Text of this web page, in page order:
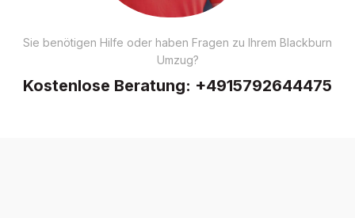
Sie benötigen Hilfe oder haben Fragen zu Ihrem Blackburn
Umzug?
Kostenlose Beratung: +4915792644475